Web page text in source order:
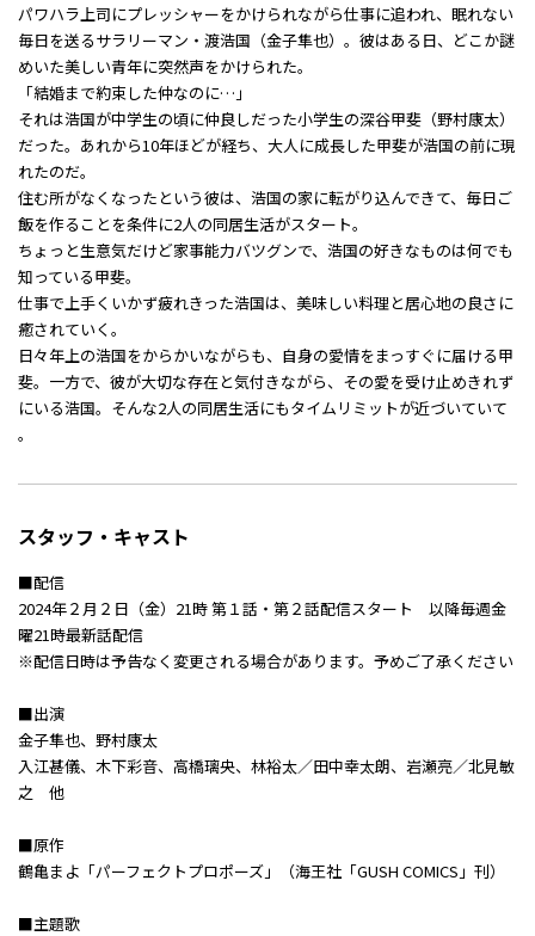
パワハラ上司にプレッシャーをかけられながら仕事に追われ、眠れない
毎日を送るサラリーマン・渡浩国（金子隼也）。彼はある日、どこか謎
めいた美しい青年に突然声をかけられた。
「結婚まで約束した仲なのに…」
それは浩国が中学生の頃に仲良しだった小学生の深谷甲斐（野村康太）
だった。あれから10年ほどが経ち、大人に成長した甲斐が浩国の前に現
れたのだ。
住む所がなくなったという彼は、浩国の家に転がり込んできて、毎日ご
飯を作ることを条件に2人の同居生活がスタート。
ちょっと生意気だけど家事能力バツグンで、浩国の好きなものは何でも
知っている甲斐。
仕事で上手くいかず疲れきった浩国は、美味しい料理と居心地の良さに
癒されていく。
日々年上の浩国をからかいながらも、自身の愛情をまっすぐに届ける甲
斐。一方で、彼が大切な存在と気付きながら、その愛を受け止めきれず
にいる浩国。そんな2人の同居生活にもタイムリミットが近づいていて
――。
スタッフ・キャスト
■配信
2024年２月２日（金）21時 第１話・第２話配信スタート 以降毎週金
曜21時最新話配信
※配信日時は予告なく変更される場合があります。予めご了承ください
■出演
金子隼也、野村康太
入江甚儀、木下彩音、高橋璃央、林裕太／田中幸太朗、岩瀬亮／北見敏
之 他
■原作
鶴亀まよ「パーフェクトプロポーズ」（海王社「GUSH COMICS」刊）
■主題歌